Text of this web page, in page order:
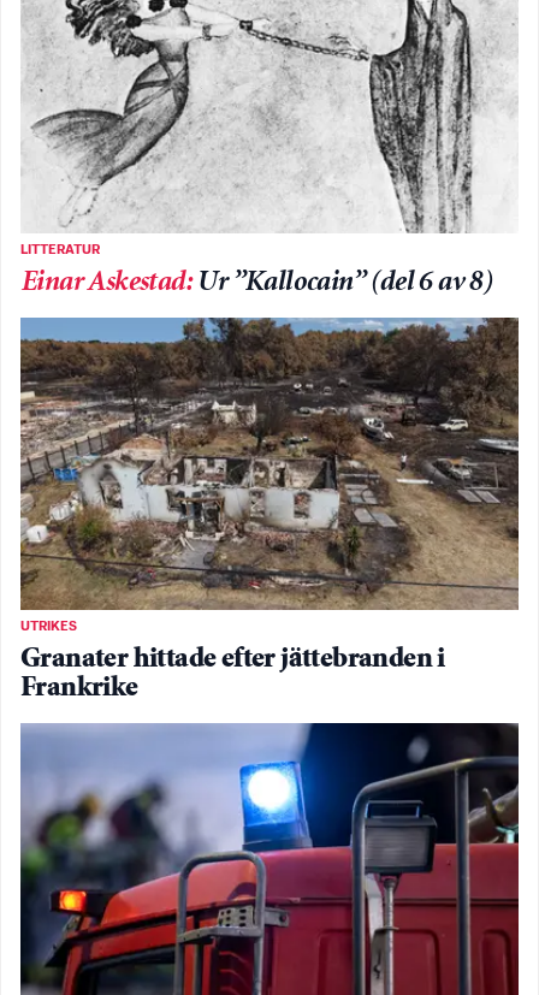
LITTERATUR
Einar Askestad: Ur ”Kallocain” (del 6 av 8)
UTRIKES
Granater hittade efter jättebranden i
Frankrike